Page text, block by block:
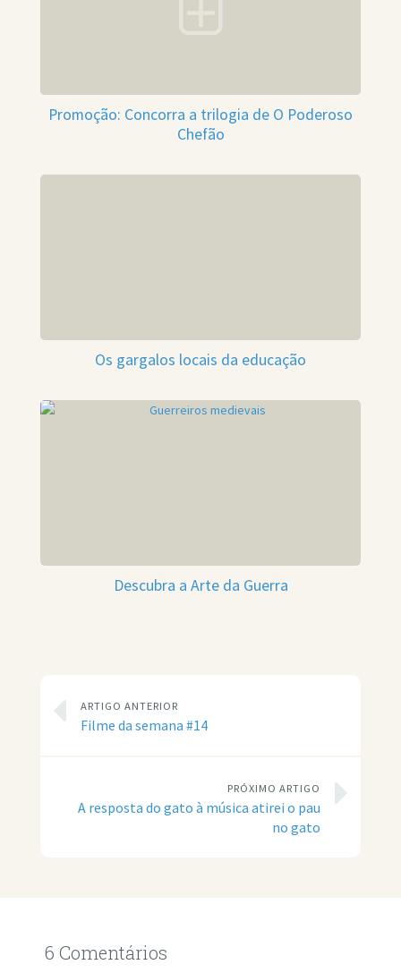
Promoção: Concorra a trilogia de O Poderoso
Chefão
Os gargalos locais da educação
Descubra a Arte da Guerra
ARTIGO ANTERIOR
Filme da semana #14
PRÓXIMO ARTIGO
A resposta do gato à música atirei o pau
no gato
6 Comentários